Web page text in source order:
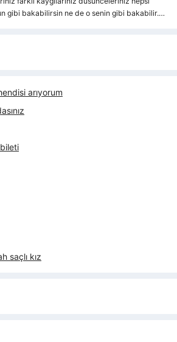
gibi bakabilirsin ne de o senin gibi bakabilir.…
arıyorum
saçlı kız